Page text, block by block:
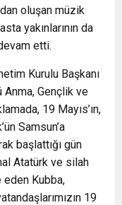
oluşan müzik
yakınlarının da
etti.
Kurulu Başkanı
Anma, Gençlik ve
19 Mayıs’ın,
Samsun’a
başlattığı gün
Atatürk ve silah
eden Kubba,
19